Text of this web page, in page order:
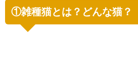
①雑種猫とは？どんな猫？